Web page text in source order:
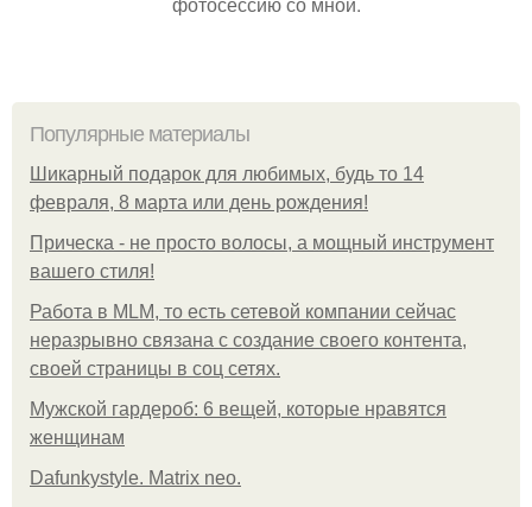
Популярные материалы
Шикарный подарок для любимых, будь то 14
февраля, 8 марта или день рождения!
Прическа - не просто волосы, а мощный инструмент
вашего стиля!
Работа в MLM, то есть сетевой компании сейчас
неразрывно связана с создание своего контента,
своей страницы в соц сетях.
Мужской гардероб: 6 вещей, которые нравятся
женщинам
Dafunkystyle. Matrix neo.